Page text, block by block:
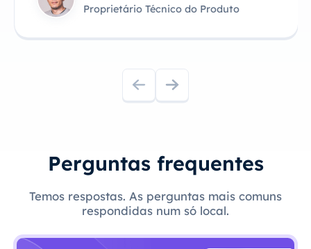
Proprietário Técnico do Produto
Perguntas frequentes
Temos respostas. As perguntas mais comuns
respondidas num só local.